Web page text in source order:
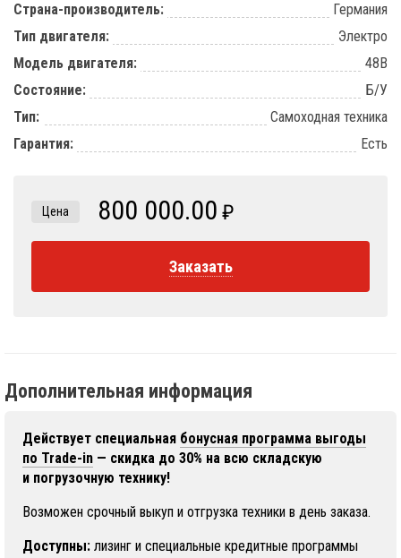
Страна-производитель:
Германия
Тип двигателя:
Электро
Модель двигателя:
48В
Состояние:
Б/У
Тип:
Самоходная техника
Гарантия:
Есть
Цена 800 000.00 ₽
Заказать
Дополнительная информация
Действует специальная бонусная программа выгоды
по Trade-in — скидка до 30% на всю складскую
и погрузочную технику!
Возможен срочный выкуп и отгрузка техники в день заказа.
Доступны: лизинг и специальные кредитные программы